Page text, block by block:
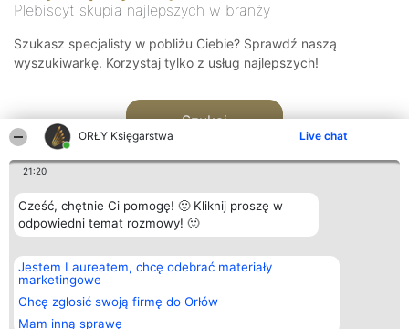
ORŁY Księgarstwa Live chat
21:20
Cześć, chętnie Ci pomogę! 🙂 Kliknij proszę w
odpowiedni temat rozmowy! 🙂
Jestem Laureatem, chcę odebrać materiały
marketingowe
Chcę zgłosić swoją firmę do Orłów
Mam inną sprawę
Plebiscyt skupia najlepszych w branży
Szukasz specjalisty w pobliżu Ciebie? Sprawdź naszą
wyszukiwarkę. Korzystaj tylko z usług najlepszych!
Szukaj
Organizator plebiscytu
Bright Side Solutions sp. z o.
o. sp. k.
ul. Ruska 22
Wrocław 50-079
KRS 0000749100 | Regon
Plebiscyt
Laureaci
wszystkich
Laureatów
Kontakt
Kontakt